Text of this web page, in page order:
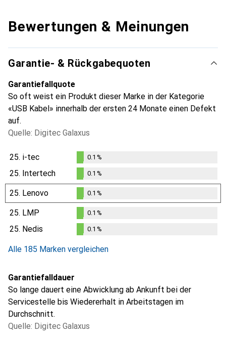
Bewertungen & Meinungen
Garantie- & Rückgabequoten
Garantiefallquote
So oft weist ein Produkt dieser Marke in der Kategorie
«USB Kabel» innerhalb der ersten 24 Monate einen Defekt
auf.
Quelle: Digitec Galaxus
25. i-tec
%
0.1 %
25. Intertech
0.1%
0.1 %
25. Lenovo
0.1%
0.1 %
25. LMP
%
0.1 %
25. Nedis 0.1 %
Alle 185 Marken vergleichen
Garantiefalldauer
So lange dauert eine Abwicklung ab Ankunft bei der
Servicestelle bis Wiedererhalt in Arbeitstagen im
Durchschnitt.
Quelle: Digitec Galaxus